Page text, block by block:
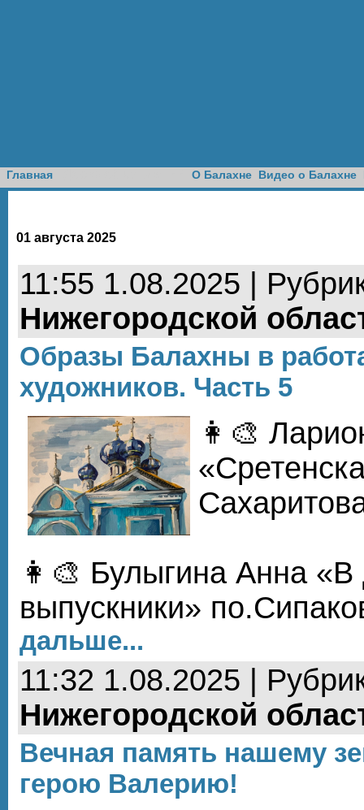
Главная О Балахне Видео о Балахне
01 августа 2025
11:55 1.08.2025 |
Нижегородской
Образы Балахны в
художников. Часть 5
👩‍🎨
👩‍🎨 Булыгина Анна
выпускники»
дальше...
11:32 1.08.2025 |
Нижегородской
Вечная память нашему
герою Валерию!